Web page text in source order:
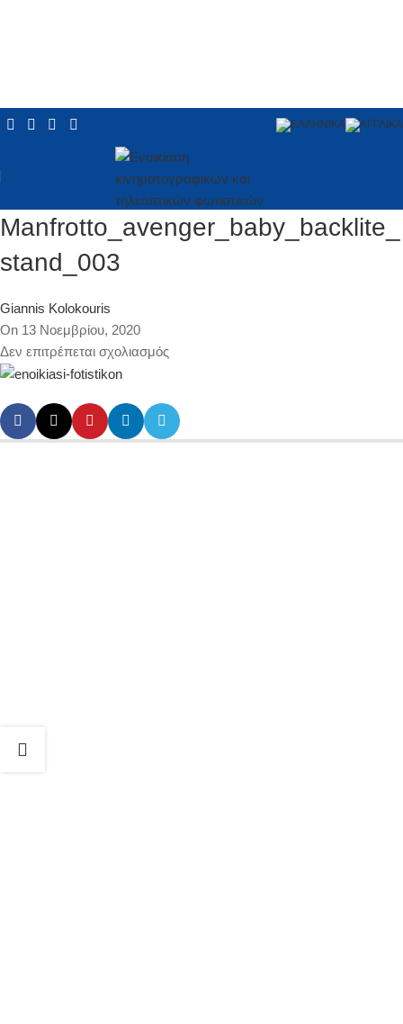
Manfrotto_avenger_baby_backlite_
stand_003
Giannis Kolokouris
On 13 Νοεμβρίου, 2020
Δεν επιτρέπεται σχολιασμός